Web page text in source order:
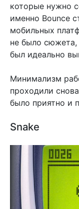
которые нужно
именно Bounce
мобильных
не было сюжета,
был идеально
Минимализм
проходили
было приятно и
Snake